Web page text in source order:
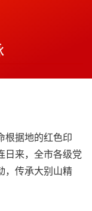
根据地的红色印
日来，全市各级党
，传承大别山精